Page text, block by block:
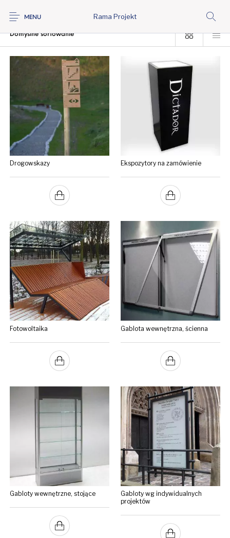
MENU Rama Projekt
Strona główna Produkty oznaczone “aluminium”
Drogowskazy Ekspozytory na zamówienie
Fotowoltaika Gablota wewnętrzna, ścienna
Gabloty wewnętrzne, stojące
Gabloty wg indywidualnych
projektów